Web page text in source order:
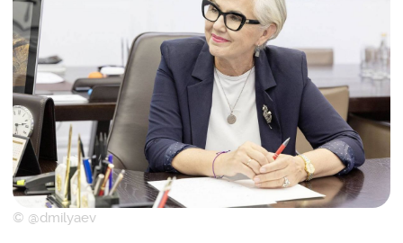
© @dmilyaev